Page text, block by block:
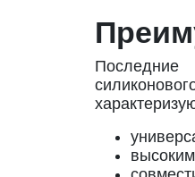
Последние